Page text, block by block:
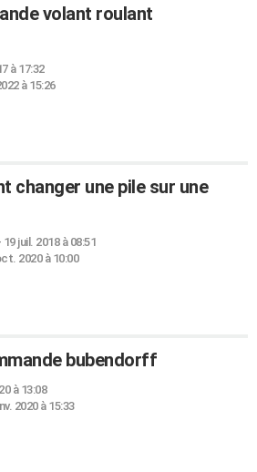
volant roulant
à 17:32
à 15:26
changer une pile sur une
19 juil. 2018 à 08:51
2020 à 10:00
bubendorff
à 13:08
2020 à 15:33